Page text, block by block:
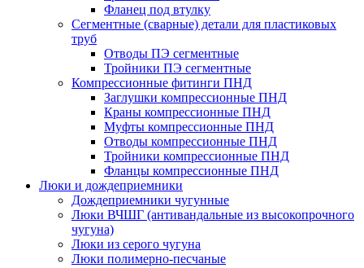
Фланец под втулку
Сегментные (сварные) детали для пластиковых
труб
Отводы ПЭ сегментные
Тройники ПЭ сегментные
Компрессионные фитинги ПНД
Заглушки компрессионные ПНД
Краны компрессионные ПНД
Муфты компрессионные ПНД
Отводы компрессионные ПНД
Тройники компрессионные ПНД
Фланцы компрессионные ПНД
Люки и дождеприемники
Дождеприемники чугунные
Люки ВЧШГ (антивандальные из высокопрочного
чугуна)
Люки из серого чугуна
Люки полимерно-песчаные